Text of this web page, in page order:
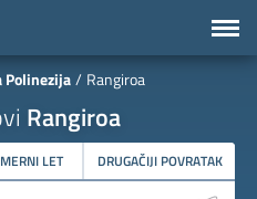
Polinezija Rangiroa
Rangiroa
LET DRUGAČIJI POVRATAK